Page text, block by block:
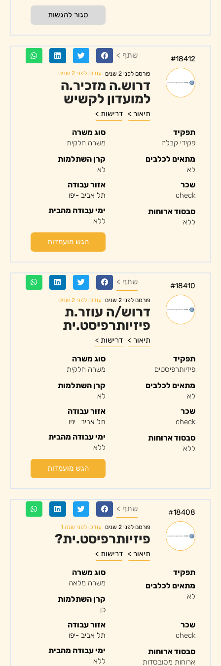
סגור להגשות
#18412 שתף >
פורסם לפני 2 שנים עודכן לפני 2 שנים
דרוש.ה מזכיר.ה
למועדון לקשיש
תיאור > דרישות >
תפקיד
פקידי קבלה
מתאים לכלבים
לא
סוג משרה
משרה חלקית
קרן השתלמות
לא
שכר
check
סבסוד ארוחות
ללא
אזור עבודה
תל אביב -יפו
ימי עבודה מהבית
ללא
הגש מועמדות
#18410 שתף >
פורסם לפני 2 שנים עודכן לפני 2 שנים
דרוש/ה עוזר.ת
פיזיותרפיסט.ית
תיאור > דרישות >
תפקיד
פיזיותרפיסטים
מתאים לכלבים
לא
סוג משרה
משרה חלקית
קרן השתלמות
לא
שכר
check
סבסוד ארוחות
ללא
אזור עבודה
תל אביב -יפו
ימי עבודה מהבית
ללא
הגש מועמדות
#18408 שתף >
פורסם לפני 2 שנים עודכן לפני שנה 1
פיזיותרפיסט.ית?
תיאור > דרישות >
תפקיד
מתאים לכלבים
לא
סוג משרה
משרה מלאה
קרן השתלמות
כן
שכר
check
סבסוד ארוחות
ארוחות מסובסדות
אזור עבודה
תל אביב -יפו
ימי עבודה מהבית
ללא